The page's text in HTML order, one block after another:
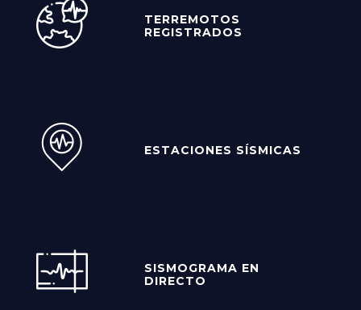
TERREMOTOS
REGISTRADOS
ESTACIONES SÍSMICAS
SISMOGRAMA EN
DIRECTO